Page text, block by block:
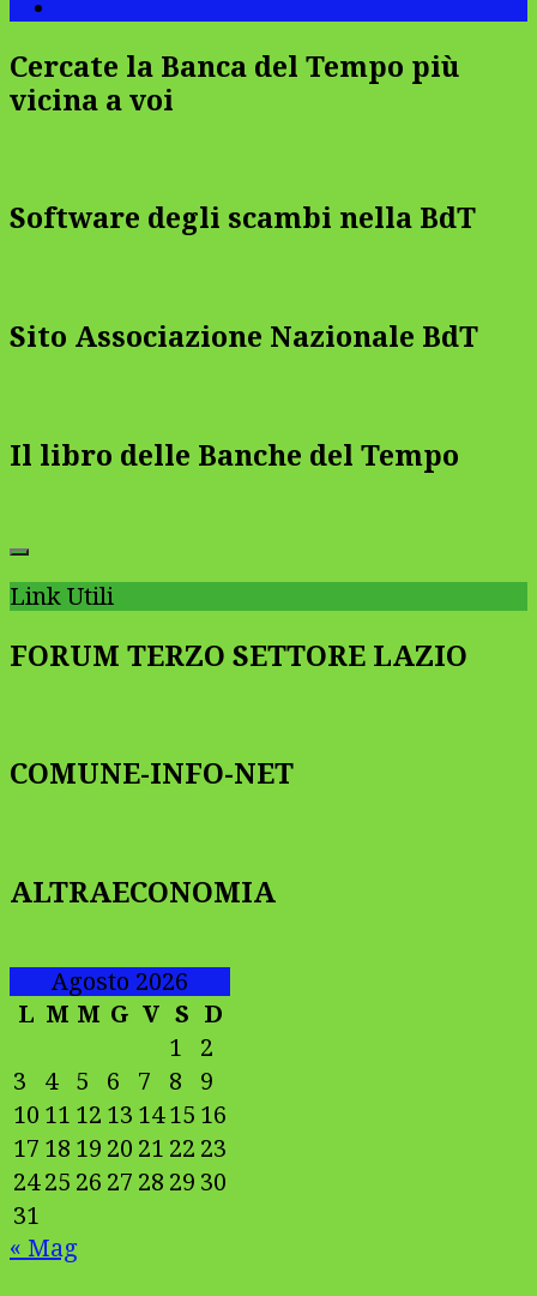
Cercate la Banca del Tempo più
vicina a voi
Software degli scambi nella BdT
Sito Associazione Nazionale BdT
Il libro delle Banche del Tempo
Link Utili
FORUM TERZO SETTORE LAZIO
COMUNE-INFO-NET
ALTRAECONOMIA
Agosto 2026
L M M G V S D
1
2
3
4 5 6 7 8
9
10 11 12 13 14 15 16
17 18 19 20 21 22 23
24 25 26 27 28 29 30
31
« Mag